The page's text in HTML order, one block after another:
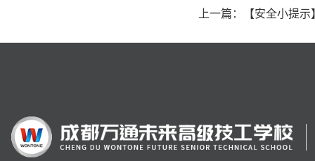
上一篇：
【安全小提